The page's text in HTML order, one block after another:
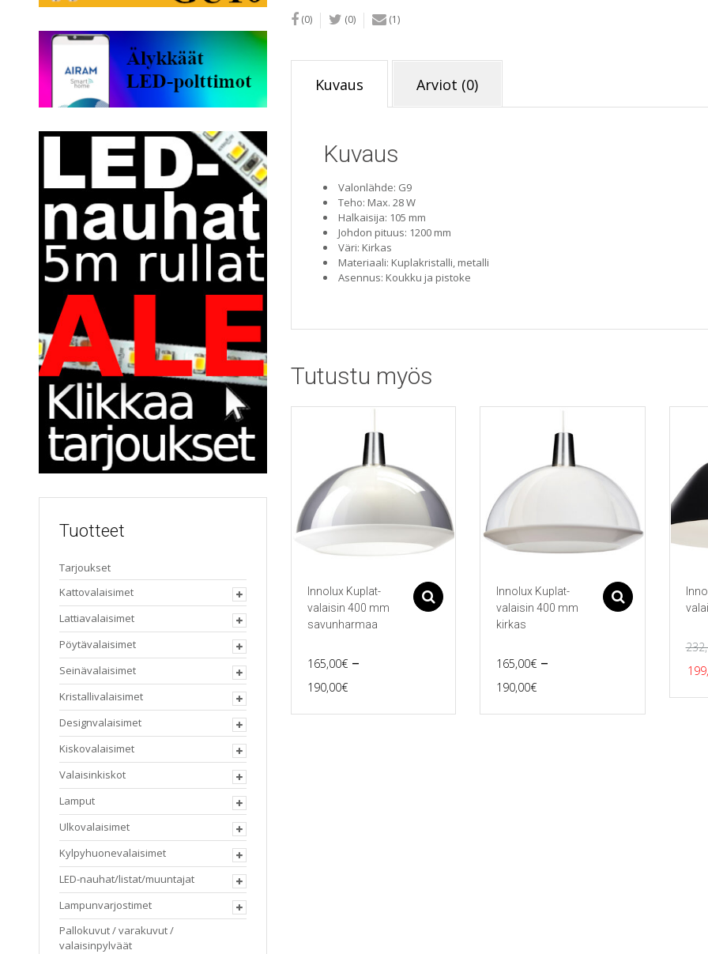
(0) (0) (1)
Kuvaus Arviot (0)
Kuvaus
Valonlähde: G9
Teho: Max. 28 W
Halkaisija: 105 mm
Johdon pituus: 1200 mm
Väri: Kirkas
Materiaali: Kuplakristalli, metalli
Asennus: Koukku ja pistoke
Tutustu myös
Innolux Kuplat-
valaisin 400 mm
savunharmaa
165,00€ –
190,00€Price
range:
AsetuksetInnolux Kuplat-
valaisin 400 mm
kirkas
165,00€ –
190,00€Price
range:
Asetukset
Tuotteet
Tarjoukset
Kattovalaisimet
Lattiavalaisimet
Pöytävalaisimet
Seinävalaisimet
Kristallivalaisimet
Designvalaisimet
Kiskovalaisimet
Valaisinkiskot
Lamput
Ulkovalaisimet
Kylpyhuonevalaisimet
LED-nauhat/listat/muuntajat
Lampunvarjostimet
Pallokuvut / varakuvut /
valaisinpylväät